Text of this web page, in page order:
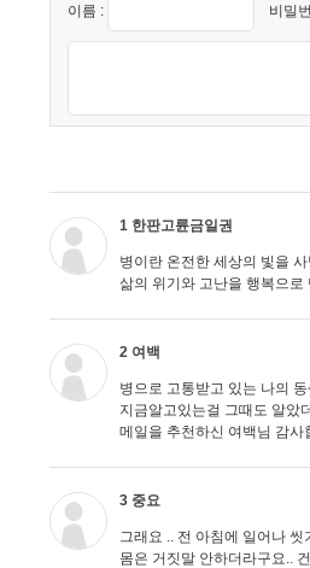
이름 : 비밀
1 한판고륜금일권
병이란 온전한 세상의 빛을
삶의 위기와 고난을 행복으
2 여백
병으로 고통받고 있는 나의 동
지금알고있는걸 그때도 알았
메일을 추천하신 여백님 감
3 중요
그래요 .. 전 아침에 일어나
몸은 거짓말 안하더라구요..